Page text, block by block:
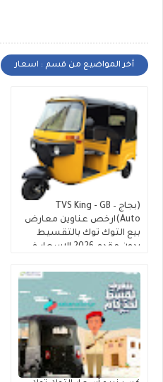
أخر المواضيع من قسم : اسعار
(بجاج – TVS King - GB
Auto)ارخص عناوين معارض
بيع التوك توك بالتقسيط
بدون مقدم 2026 الاسعار في